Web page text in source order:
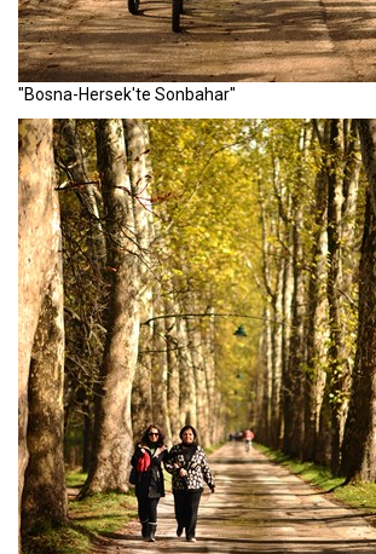
"Bosna-Hersek'te Sonbahar"